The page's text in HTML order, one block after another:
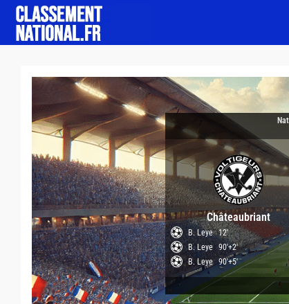
Châteaubriant
B. Leye 12'
B. Leye 90'+2'
B. Leye 90'+5'